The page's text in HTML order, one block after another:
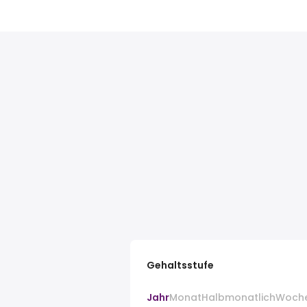
Gehaltsstufe
JahrMonatHalbmonatlich